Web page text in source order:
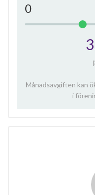
0
Månadsavgiften kan
i